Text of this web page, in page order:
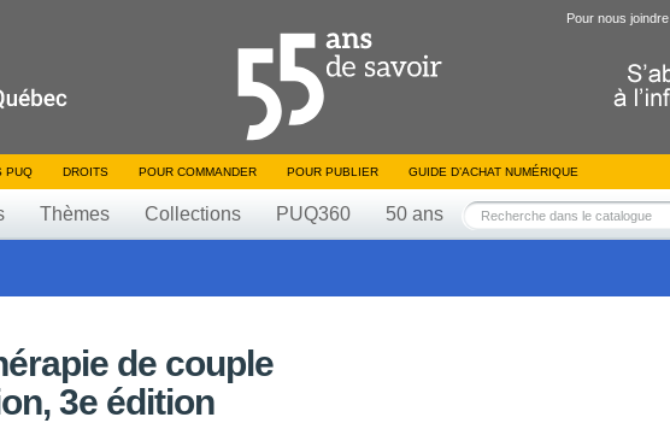
Pour nous joindre
PUQ DROITS POUR COMMANDER POUR PUBLIER GUIDE D’ACHAT NUMÉRIQUE
Thèmes Collections PUQ360 50 ans
de couple
3e édition